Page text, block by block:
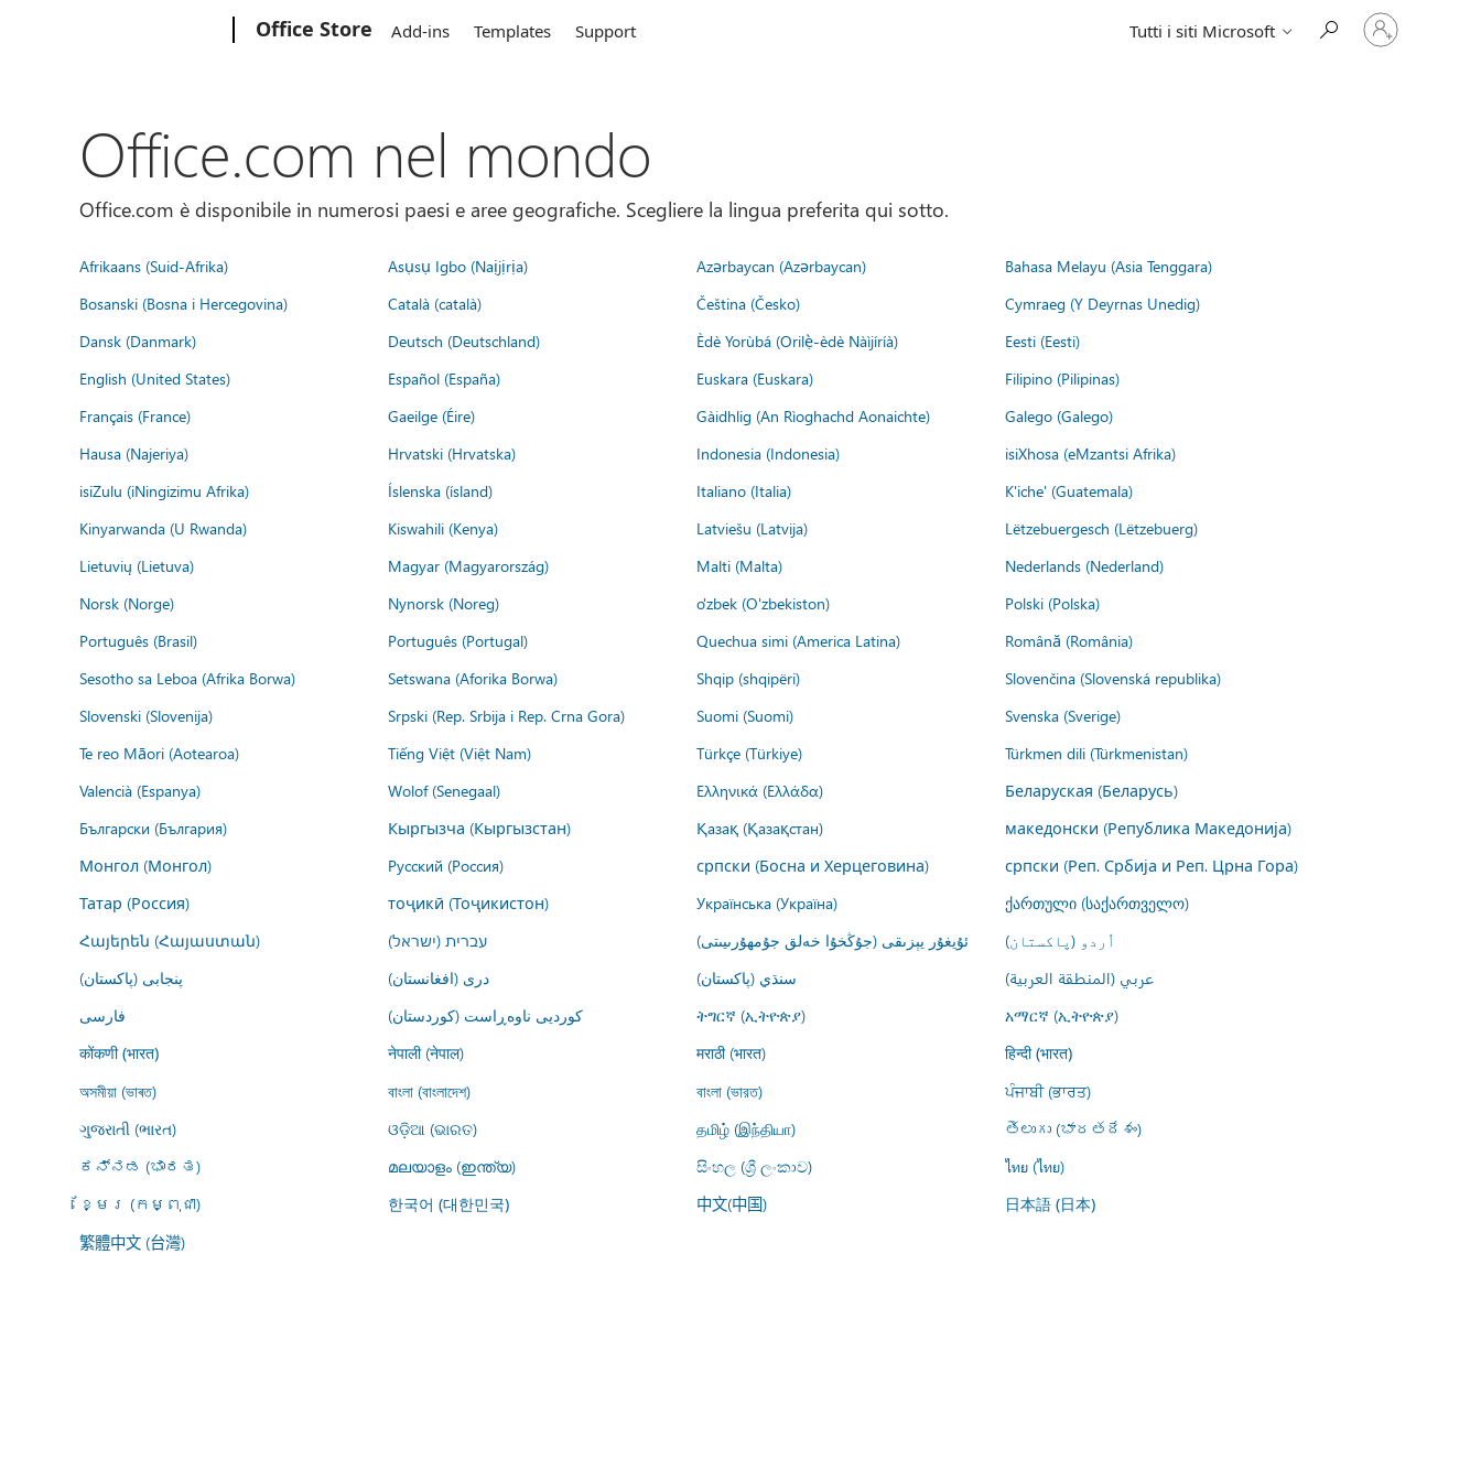
Office Store Add-ins Templates Support Tutti i siti Microsoft
Accedi
con
Office.com nel mondo
Office.com è disponibile in numerosi paesi e aree geografiche. Scegliere la lingua preferita qui sotto.
Afrikaans (Suid-Afrika) Asụsụ Igbo (Naịjịrịa) Azərbaycan (Azərbaycan)
Bahasa Melayu (Asia Tenggara)
Bosanski (Bosna i Hercegovina)
Català (català) Čeština (Česko)
Cymraeg (Y Deyrnas Unedig)
Dansk (Danmark)
Deutsch (Deutschland) Èdè Yorùbá (Orilẹ̀-èdè Nàìjíríà)
Eesti (Eesti)
English (United States)
Español (España) Euskara (Euskara)
Filipino (Pilipinas)
Français (France)
Gaeilge (Éire) Gàidhlig (An Rìoghachd Aonaichte)
Galego (Galego)
Hausa (Najeriya)
Hrvatski (Hrvatska) Indonesia (Indonesia)
isiXhosa (eMzantsi Afrika)
isiZulu (iNingizimu Afrika)
Íslenska (ísland) Italiano (Italia)
K'iche' (Guatemala)
Kinyarwanda (U Rwanda)
Kiswahili (Kenya) Latviešu (Latvija)
Lëtzebuergesch (Lëtzebuerg)
Lietuvių (Lietuva)
Magyar (Magyarország) Malti (Malta)
Nederlands (Nederland)
Norsk (Norge)
Nynorsk (Noreg) o'zbek (O'zbekiston)
Polski (Polska)
Português (Brasil)
Português (Portugal) Quechua simi (America Latina)
Română (România)
Sesotho sa Leboa (Afrika Borwa)
Setswana (Aforika Borwa) Shqip (shqipëri)
Slovenčina (Slovenská republika)
Slovenski (Slovenija)
Srpski (Rep. Srbija i Rep. Crna Gora) Suomi (Suomi)
Svenska (Sverige)
Te reo Māori (Aotearoa)
Tiếng Việt (Việt Nam) Türkçe (Türkiye)
Türkmen dili (Türkmenistan)
Valencià (Espanya)
Wolof (Senegaal) Ελληνικά (Ελλάδα)
Беларуская (Беларусь)
Български (България)
Кыргызча (Кыргызстан) Қазақ (Қазақстан)
македонски (Република Македонија)
Монгол (Монгол)
Русский (Россия) српски (Босна и Херцеговина)
српски (Реп. Србија и Реп. Црна Гора)
Татар (Россия)
тоҷикӣ (Тоҷикистон) Українська (Україна)
ქართული (საქართველო)
Հայերեն (Հայաստան)
עברית (ישראל) ئۇيغۇر يېزىقى (جۇڭخۇا خەلق جۇمھۇرىيىتى)
اُردو (پاکستان)
پنجابی (پاکستان)
درى (افغانستان) سنڌي (پاکستان)
عربي (المنطقة العربية)
فارسى
کوردیی ناوەڕاست (کوردستان) ትግርኛ (ኢትዮጵያ) አማርኛ (ኢትዮጵያ)
कोंकणी (भारत) नेपाली (नेपाल) मराठी (भारत) हिन्दी (भारत)
অসমীয়া (ভাৰত) বাংলা (বাংলাদেশ) বাংলা (ভারত)
ਪੰਜਾਬੀ (ਭਾਰਤ)
ગુજરાતી (ભારત)
ଓଡ଼ିଆ (ଭାରତ) தமிழ் (இந்தியா)
తెలుగు (భారతదేశం)
ಕನ್ನಡ (ಭಾರತ)
മലയാളം (ഇന്ത്യ) සිංහල (ශ්‍රී ලංකාව)
ไทย (ไทย)
ខ្មែរ (កម្ពុជា)
한국어 (대한민국) 中文(中国) 日本語 (日本)
繁體中文 (台灣)